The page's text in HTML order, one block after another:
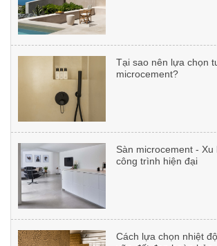
SCHOOL
Tại sao nên lựa chọn
Sàn microcement -
Cách lựa chọn nhiệt